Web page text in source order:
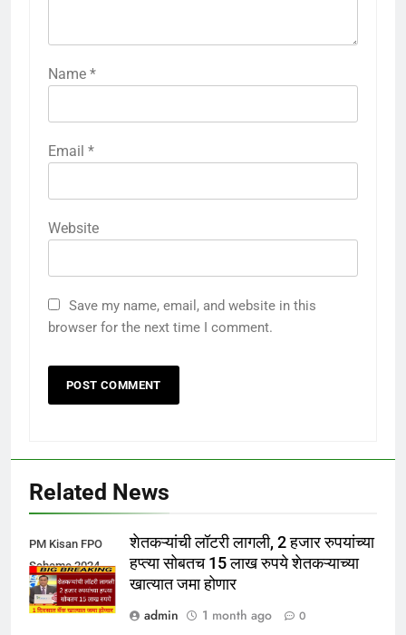
Name *
Email *
Website
Save my name, email, and website in this
browser for the next time I comment.
Related News
PM Kisan FPO
Scheme 2024
शेतकऱ्यांची लॉटरी लागली, 2 हजार रुपयांच्या
हप्त्या सोबतच 15 लाख रुपये शेतकऱ्याच्या
खात्यात जमा होणार
admin
1 month ago 0